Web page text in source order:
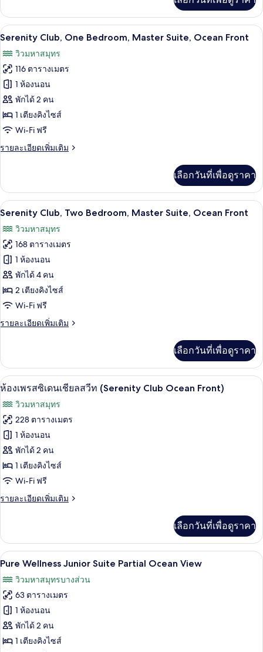
Swim
Out,
Ocean
Front
เกี่ยว
กับ
Serenity
Romance
Junior
Suite,
Swim
Out,
Ocean
Front
เปิด
ภาพถ่าย
ทั้งหมด
ของ
Serenity
Club,
One
Bedroom,
Master
Front
เครื่องนอนระดับพรีเมียม, เตียงพร้อม
7
Serenity Club, One Bedroom, Master Suite, Ocean Front
วิวมหาสมุทร
116 ตารางเมตร
1 ห้องนอน
พักได้ 2 คน
1 เตียงคิงไซส์
Wi-Fi ฟรี
รายละเอียดเพิ่มเติม
ราย
เกี่ยว
กับ
Serenity
One
Bedroom,
Master
Suite,
Ocean
Front
เลือกวันที่เพื่อดูราคา
เปิด
ภาพถ่าย
ทั้งหมด
ของ
Serenity
Club,
Two
Bedroom,
Master
Front
เครื่องนอนระดับพรีเมียม, เตียงพร้อม
8
Serenity Club, Two Bedroom, Master Suite, Ocean Front
วิวมหาสมุทร
168 ตารางเมตร
1 ห้องนอน
พักได้ 4 คน
2 เตียงคิงไซส์
Wi-Fi ฟรี
รายละเอียดเพิ่มเติม
ราย
เกี่ยว
กับ
Serenity
Two
Bedroom,
Master
Suite,
Ocean
Front
เลือกวันที่เพื่อดูราคา
เปิด
ภาพถ่าย
ทั้งหมด
ของ
ห้อง
เพรส
ซิ
เดน
ล
สวีท
(Serenity
Club
Ocean
Front)
ห้องเพรสซิเดนเชียลสวีท (Serenity
8
ห้องเพรสซิเดนเชียลสวีท (Serenity Club Ocean Front)
วิวมหาสมุทร
228 ตารางเมตร
1 ห้องนอน
พักได้ 2 คน
1 เตียงคิงไซส์
Wi-Fi ฟรี
รายละเอียดเพิ่มเติม
ราย
เกี่ยว
กับ
ห้อง
ซิ
เดน
เชีย
ล
สวี
ท
(Serenity
เลือกวันที่เพื่อดูราคา
เปิด
ภาพถ่าย
ทั้งหมด
ของ
Pure
Wellness
Pure Wellness Junior Suite Partial
6
Pure Wellness Junior Suite Partial Ocean View
วิวมหาสมุทรบางส่วน
63 ตารางเมตร
1 ห้องนอน
พักได้ 2 คน
1 เตียงคิงไซส์